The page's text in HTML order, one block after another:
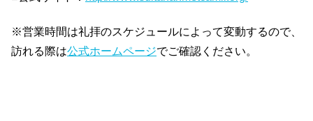
※営業時間は礼拝のスケジュールによって変動するので、
訪れる際は公式ホームページでご確認ください。